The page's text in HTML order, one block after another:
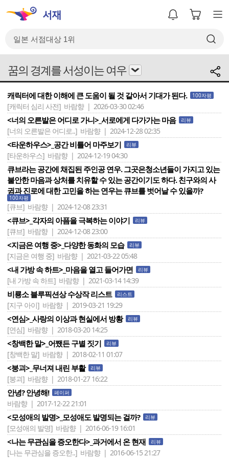
꿈의 경계를 서성이는 여우
캐릭터에 대한 이해에 큰 도움이 될 것 같아서 기대가 된다. 100자평
[캐릭터 심리 사전] 바람향 | 2026-03-30 02:46
<너의 오른발은 어디로 가니>_서로에게 다가가는 마음 리뷰
[너의 오른발은 어디로..] 바람향 | 2024-12-28 02:35
<타운하우스>_공간 비틀어 마주보기 리뷰
[타운하우스] 바람향 | 2024-12-19 04:30
큐브라는 공간에 채집된 주인공 연우. 그곳은청소년들이 가지고 있는
불안한 마음과 상처를 치유할 수 있는 공간이기도 하다. 친구와의 사
귐과 진로에 대한 고민을 하는 연우는 큐브를 벗어날 수 있을까?
100자평
[큐브] 바람향 | 2024-12-08 23:31
<큐브>_각자의 아픔을 극복하는 이야기 리뷰
[큐브] 바람향 | 2024-12-08 23:00
<지금은 여행 중>_다양한 동화의 모습 리뷰
[지금은 여행 중] 바람향 | 2021-03-22 05:48
<내 가방 속 하트>_마음을 열고 들어가면 리뷰
[내 가방 속 하트] 바람향 | 2021-03-14 14:39
비룡소 블루픽션상 수상작 리스트 리스트
[지구 아이] 바람향 | 2019-03-21 19:29
<연심>_사랑의 이상과 현실에서 방황 리뷰
[연심] 바람향 | 2018-03-20 14:25
<창백한 말>_어쨌든 구별 짓기 리뷰
[창백한 말] 바람향 | 2018-02-11 01:07
<붕괴>_무너져 내린 부활 리뷰
[붕괴] 바람향 | 2018-01-27 16:22
안녕? 안녕해! 페이퍼
바람향 | 2017-12-22 21:01
<모성애의 발명>_모성애도 발명되는 걸까? 리뷰
[모성애의 발명] 바람향 | 2016-06-19 16:01
<나는 무관심을 증오한다>_과거에서 온 현재 리뷰
[나는 무관심을 증오한..] 바람향 | 2016-06-15 21:27